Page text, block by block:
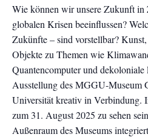
Wie können wir unsere Zukunft
globalen Krisen beeinflussen?
Zukünfte – sind vorstellbar?
Objekte zu Themen wie
Quantencomputer und
Ausstellung des MGGU-Museum
Universität kreativ in Verbindung.
zum 31. August 2025 zu sehen
Außenraum des Museums